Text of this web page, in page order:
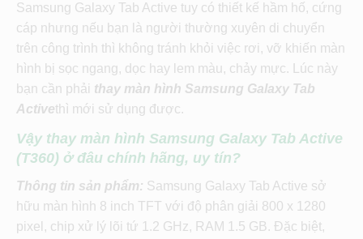
Samsung Galaxy Tab Active tuy có thiết kế hầm hố, cứng
cáp nhưng nếu bạn là người thường xuyên di chuyển
trên công trình thì không tránh khỏi việc rơi, vỡ khiến màn
hình bị sọc ngang, dọc hay lem màu, chảy mực. Lúc này
bạn cần phải thay màn hình Samsung Galaxy Tab
Activethì mới sử dụng được.
Vậy thay màn hình Samsung Galaxy Tab Active
(T360) ở đâu chính hãng, uy tín?
Thông tin sản phẩm: Samsung Galaxy Tab Active sở
hữu màn hình 8 inch TFT với độ phân giải 800 x 1280
pixel, chip xử lý lõi tứ 1.2 GHz, RAM 1.5 GB. Đặc biệt,